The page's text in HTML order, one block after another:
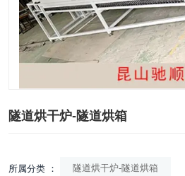
隧道烘干炉-隧道烘箱
所属分类 ： 隧道烘干炉-隧道烘箱